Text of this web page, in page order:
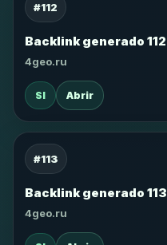
#112
Backlink generado 112
4geo.ru
SI Abrir
#113
Backlink generado 113
4geo.ru